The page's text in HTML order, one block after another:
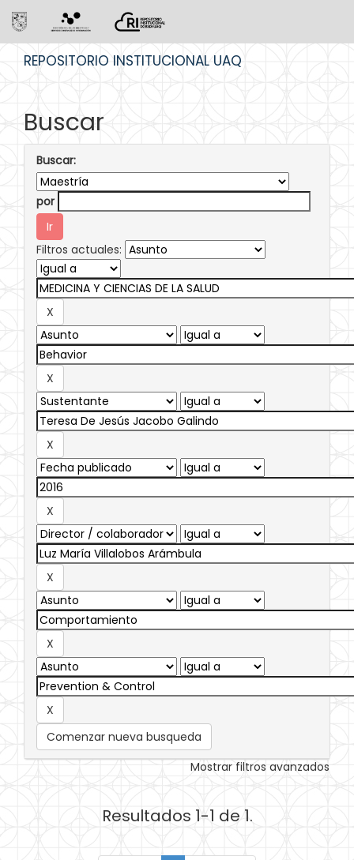
REPOSITORIO INSTITUCIONAL UAQ
Buscar
Buscar:
por
Filtros actuales:
Comenzar nueva busqueda
Mostrar filtros avanzados
Resultados 1-1 de 1.